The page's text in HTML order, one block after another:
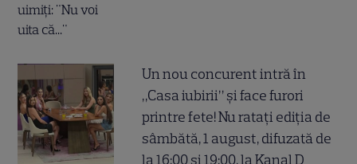
Un nou concurent intră în
„Casa iubirii” și face furori
printre fete! Nu ratați ediția de
sâmbătă, 1 august, difuzată de
la 16:00 și 19:00, la Kanal D